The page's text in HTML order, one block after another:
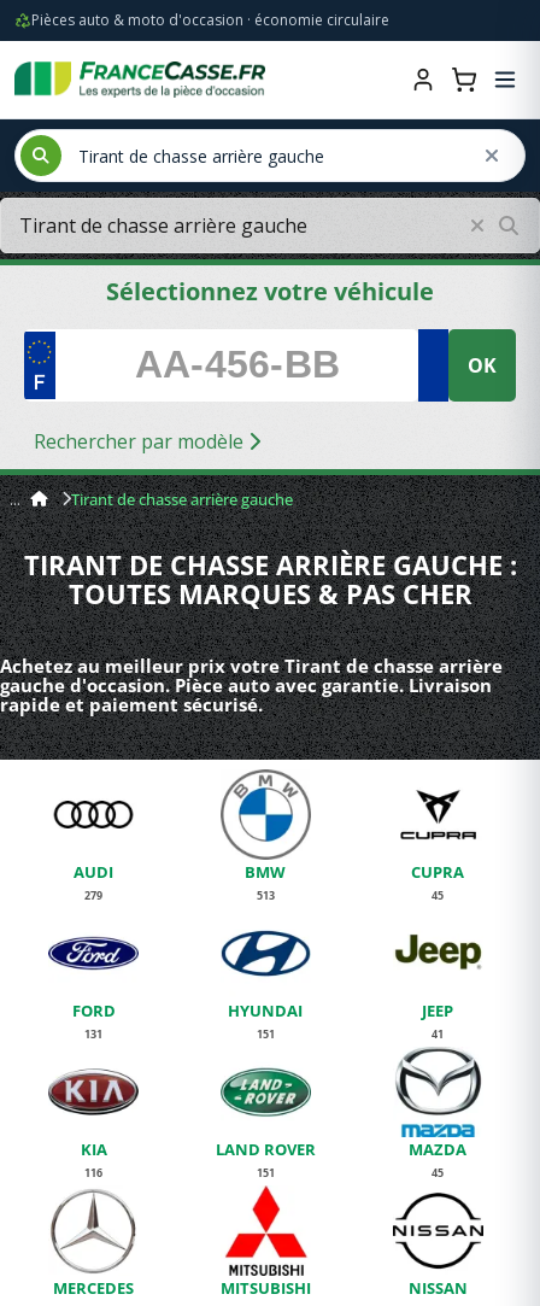
Pièces auto & moto d'occasion · économie circulaire
Sélectionnez votre véhicule
OK
Rechercher par modèle
Tirant de chasse arrière gauche
TIRANT DE CHASSE ARRIÈRE GAUCHE :
TOUTES MARQUES & PAS CHER
Achetez au meilleur prix votre Tirant de chasse arrière
gauche d'occasion. Pièce auto avec garantie. Livraison
rapide et paiement sécurisé.
AUDI
279
BMW
513
CUPRA
45
FORD
131
HYUNDAI
151
JEEP
41
KIA
116
LAND ROVER
151
MAZDA
45
MERCEDES MITSUBISHI NISSAN